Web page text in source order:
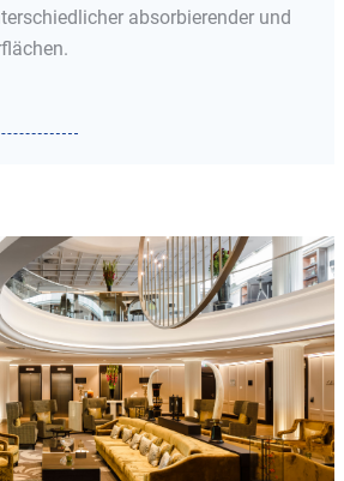
absorbierender und